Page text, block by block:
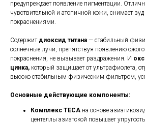
предупреждает появление пигментации.
чувствительной и атопичной кожи, снимает зуд
покраснениями.
Содержитдиоксид титана — стабильный
солнечные лучи, препятствуя появлению
покраснения, не вызывает раздражения. И
цинка, который защищает от ультрафиолета,
высоко стабильным физическим фильтром,
Основные действующие компоненты:
Комплекс TECA на основе
центеллы азиатской повышает